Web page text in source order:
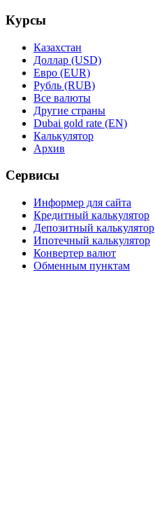
Курсы
Казахстан
Доллар (USD)
Евро (EUR)
Рубль (RUB)
Все валюты
Другие страны
Dubai gold rate (EN)
Калькулятор
Архив
Сервисы
Информер для сайта
Кредитный калькулятор
Депозитный калькулятор
Ипотечный калькулятор
Конвертер валют
Обменным пунктам